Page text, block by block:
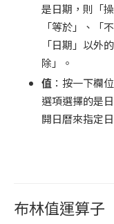
是日期，則「
「等於」、「
「日期」以外
除」。
值 ：按一下欄
選項選擇的是
開日曆來指定
布林值運算子